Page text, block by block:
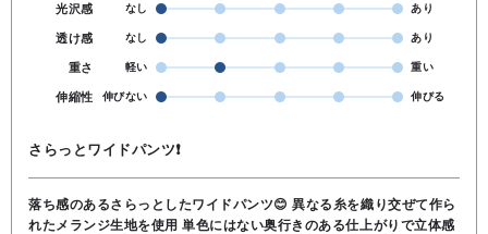
光沢感 なし あり
透け感 なし あり
重さ 軽い 重い
伸縮性 伸びない 伸びる
さらっとワイドパンツ❗
落ち感のあるさらっとしたワイドパンツ😊 異なる糸を織り交ぜて作ら
れたメランジ生地を使用 単色にはない奥行きのある仕上がりで立体感